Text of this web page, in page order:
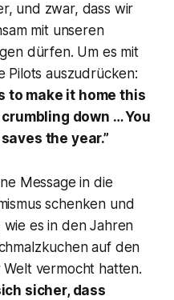
und zwar, dass wir
mit unseren
dürfen. Um es mit
Pilots auszudrücken:
to make it home this
down … You
the year.”
Message in die
schenken und
es in den Jahren
auf den
vermocht hatten.
sicher, dass